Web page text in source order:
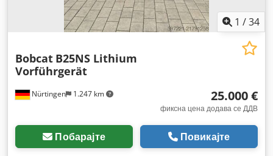
1 /34
Nürtingen 1.247 km
Bobcat B25NS Lithium
Vorführgerät
25.000 €
фиксна цена додава се ДДВ
Побарајте Повикајте